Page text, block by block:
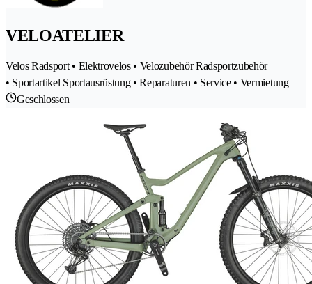
VELOATELIER
Velos Radsport • Elektrovelos • Velozubehör Radsportzubehör
• Sportartikel Sportausrüstung • Reparaturen • Service • Vermietung
Geschlossen